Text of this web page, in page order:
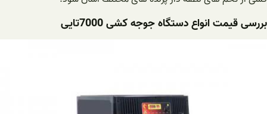
بررسی قیمت انواع دستگاه جوجه کشی 7000تایی